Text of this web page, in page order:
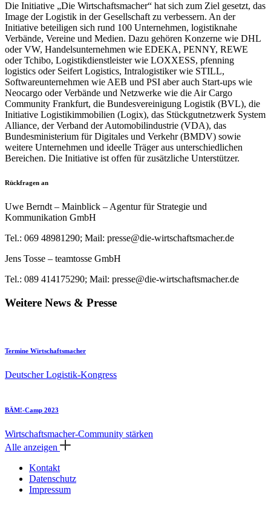
Die Initiative „Die Wirtschaftsmacher“ hat sich zum Ziel gesetzt, das
Image der Logistik in der Gesellschaft zu verbessern. An der
Initiative beteiligen sich rund 100 Unternehmen, logistiknahe
Verbände, Vereine und Medien. Dazu gehören Konzerne wie DHL
oder VW, Handelsunternehmen wie EDEKA, PENNY, REWE
oder Tchibo, Logistikdienstleister wie LOXXESS, pfenning
logistics oder Seifert Logistics, Intralogistiker wie STILL,
Softwareunternehmen wie AEB und PSI aber auch Start-ups wie
Neocargo oder Verbände und Netzwerke wie die Air Cargo
Community Frankfurt, die Bundesvereinigung Logistik (BVL), die
Initiative Logistikimmobilien (Logix), das Stückgutnetzwerk System
Alliance, der Verband der Automobilindustrie (VDA), das
Bundesministerium für Digitales und Verkehr (BMDV) sowie
weitere Unternehmen und ideelle Träger aus unterschiedlichen
Bereichen. Die Initiative ist offen für zusätzliche Unterstützer.
Rückfragen an
Uwe Berndt – Mainblick – Agentur für Strategie und
Kommunikation GmbH
Tel.: 069 48981290; Mail: presse@die-wirtschaftsmacher.de
Jens Tosse – teamtosse GmbH
Tel.: 089 414175290; Mail: presse@die-wirtschaftsmacher.de
Weitere News & Presse
Termine Wirtschaftsmacher
Deutscher Logistik-Kongress
BÄM!-Camp 2023
Wirtschaftsmacher-Community stärken
Alle anzeigen
Kontakt
Datenschutz
Impressum